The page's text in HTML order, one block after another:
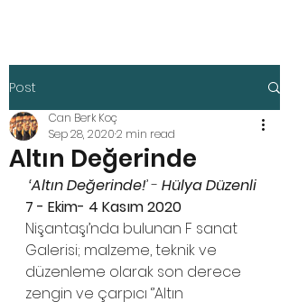
Post
Altın Değerinde
Can Berk Koç
Sep 28, 20202 min read
‘Altın Değerinde!’ - Hülya Düzenli
7 - Ekim- 4 Kasım 2020
Nişantaşı’nda bulunan F sanat
Galerisi; malzeme, teknik ve
düzenleme olarak son derece
zengin ve çarpıcı ‘’Altın